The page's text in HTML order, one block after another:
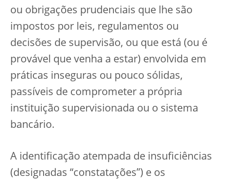
ou obrigações prudenciais que lhe são
impostos por leis, regulamentos ou
decisões de supervisão, ou que está (ou é
provável que venha a estar) envolvida em
práticas inseguras ou pouco sólidas,
passíveis de comprometer a própria
instituição supervisionada ou o sistema
bancário.
A identificação atempada de insuficiências
(designadas “constatações”) e os